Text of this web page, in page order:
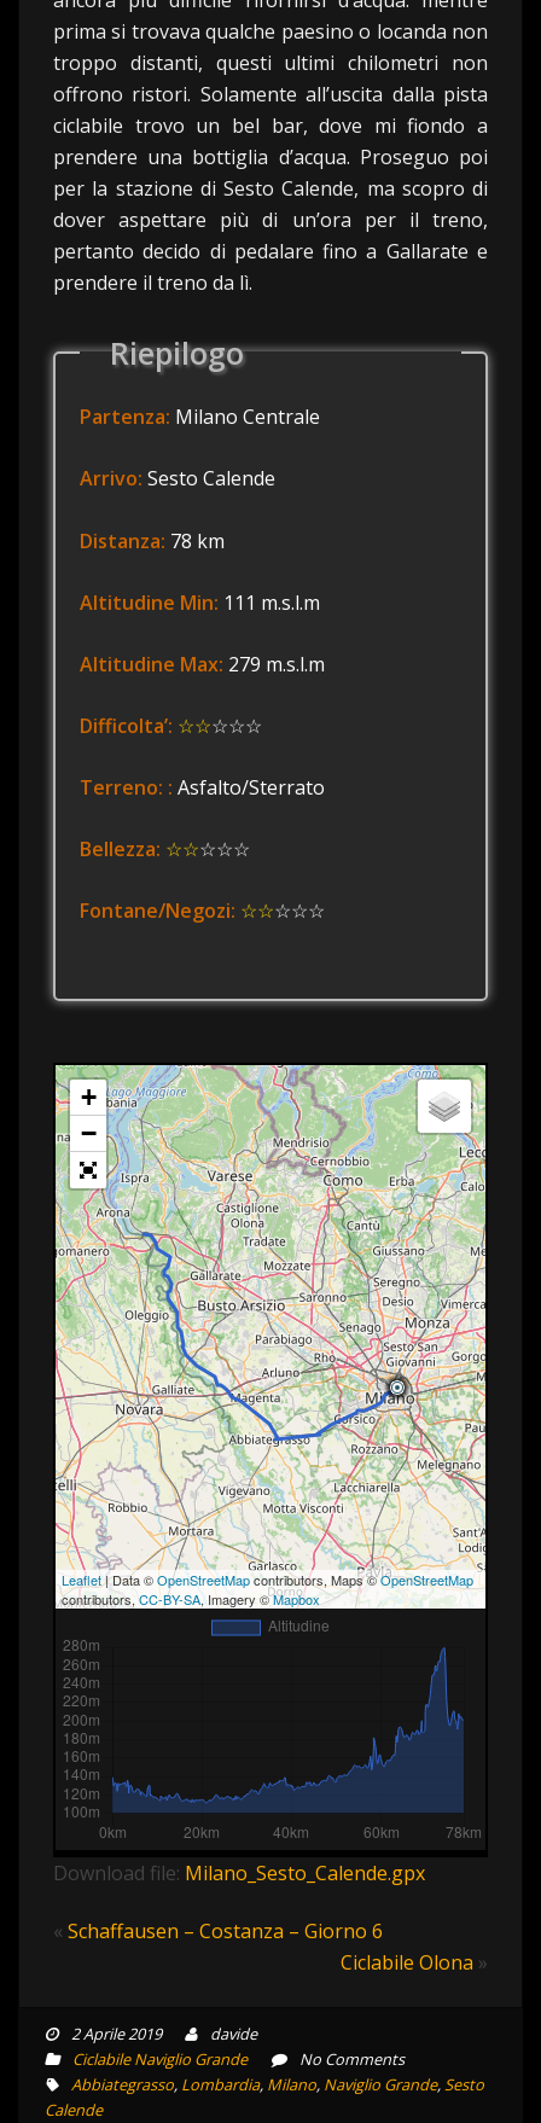
prima si trovava qualche paesino o locanda non
troppo distanti, questi ultimi chilometri non
offrono ristori. Solamente all’uscita dalla pista
ciclabile trovo un bel bar, dove mi fiondo a
prendere una bottiglia d’acqua. Proseguo poi
per la stazione di Sesto Calende, ma scopro di
dover aspettare più di un’ora per il treno,
pertanto decido di pedalare fino a Gallarate e
prendere il treno da lì.
Riepilogo
Partenza: Milano Centrale
Arrivo: Sesto Calende
Distanza: 78 km
Altitudine Min: 111 m.s.l.m
Altitudine Max: 279 m.s.l.m
Difficolta’: ☆☆☆☆☆
Terreno: : Asfalto/Sterrato
Bellezza: ☆☆☆☆☆
Fontane/Negozi: ☆☆☆☆☆
+
−
Leaflet| Data ©OpenStreetMapcontributors, Maps ©OpenStreetMap
contributors, CC-BY-SA, Imagery ©Mapbox
Download file: Milano_Sesto_Calende.gpx
« Schaffausen – Costanza – Giorno 6
Ciclabile Olona »
2 Aprile 2019
davide
Ciclabile Naviglio Grande
No Comments
Abbiategrasso, Lombardia, Milano, Naviglio Grande,Sesto
Calende